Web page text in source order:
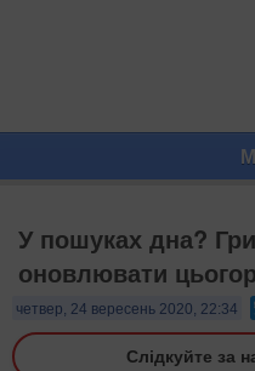
У пошуках дна?
оновлювати
четвер, 24 вересень 2020, 22:34
Слідкуйте за